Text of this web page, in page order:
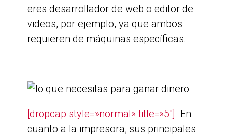
eres desarrollador de web o editor de
videos, por ejemplo, ya que ambos
requieren de máquinas específicas.
[dropcap style=»normal» title=»5″] En
cuanto a la impresora, sus principales